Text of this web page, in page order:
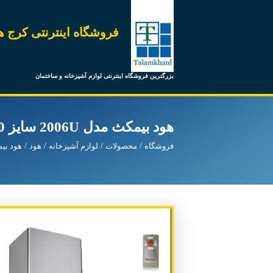
فروشگاه اینترنتی کرج
بزرگترین فروشگاه اینترنتی لوازم آشپزخانه و ساختمان
هود بیمکث مدل 2006U سایز 90
فروشگاه محصولات لوازم آشپزخانه هود هود